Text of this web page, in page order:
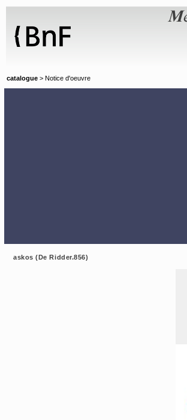
catalogue > Notice d'oeuvre
askos (De Ridder.856)